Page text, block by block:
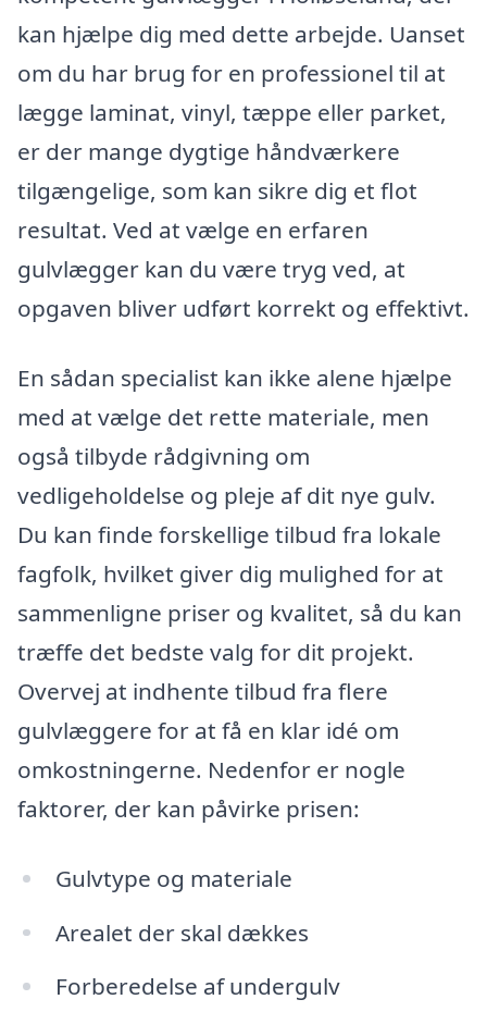
kan hjælpe dig med dette arbejde. Uanset
om du har brug for en professionel til at
lægge laminat, vinyl, tæppe eller parket,
er der mange dygtige håndværkere
tilgængelige, som kan sikre dig et flot
resultat. Ved at vælge en erfaren
gulvlægger kan du være tryg ved, at
opgaven bliver udført korrekt og effektivt.
En sådan specialist kan ikke alene hjælpe
med at vælge det rette materiale, men
også tilbyde rådgivning om
vedligeholdelse og pleje af dit nye gulv.
Du kan finde forskellige tilbud fra lokale
fagfolk, hvilket giver dig mulighed for at
sammenligne priser og kvalitet, så du kan
træffe det bedste valg for dit projekt.
Overvej at indhente tilbud fra flere
gulvlæggere for at få en klar idé om
omkostningerne. Nedenfor er nogle
faktorer, der kan påvirke prisen:
Gulvtype og materiale
Arealet der skal dækkes
Forberedelse af undergulv